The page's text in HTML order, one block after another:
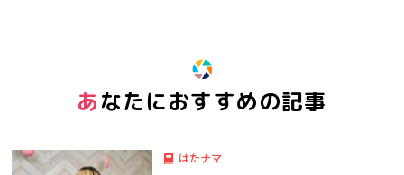
あなたにおすすめの記事
はたナマ